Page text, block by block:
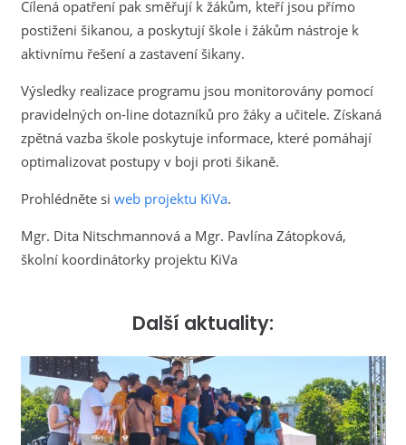
Cílená opatření pak směřují k žákům, kteří jsou přímo
postiženi šikanou, a poskytují škole i žákům nástroje k
aktivnímu řešení a zastavení šikany.
Výsledky realizace programu jsou monitorovány pomocí
pravidelných on-line dotazníků pro žáky a učitele. Získaná
zpětná vazba škole poskytuje informace, které pomáhají
optimalizovat postupy v boji proti šikaně.
Prohlédněte si web projektu KiVa.
Mgr. Dita Nitschmannová a Mgr. Pavlína Zátopková,
školní koordinátorky projektu KiVa
Další aktuality: